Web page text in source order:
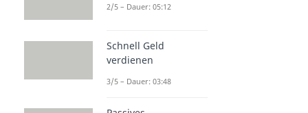
2/5 – Dauer: 05:12
Schnell Geld
verdienen
3/5 – Dauer: 03:48